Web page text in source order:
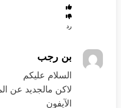
رد
بن رجب
السلام عليكم
لاكن مالجديد عن
الآيفون